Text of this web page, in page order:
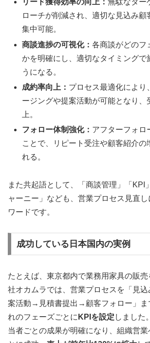
リード獲得効率の向上：無駄なター
ローチが削減され、適切な見込み顧
集中可能。
商談進捗の可視化：各商談がどのフ
かを明確にし、適切なタイミングで
うになる。
成約率向上： プロセス最適化により
ージングや提案活動が可能となり、
上。
フォロー体制強化： アフターフォロ
ことで、リピート受注や顧客紹介の
れる。
また共起語として、「商談管理」「KPI
ャーニー」なども、営業プロセス見直
ワードです。
成功している日本国内の実例
たとえば、東京都内で業務用家具の販
社オカムラでは、営業プロセスを「見
案活動→見積書提出→顧客フォロー」ま
れのフェーズごとに KPIを設定 しました
当者ごとの成果が明確になり、組織営業